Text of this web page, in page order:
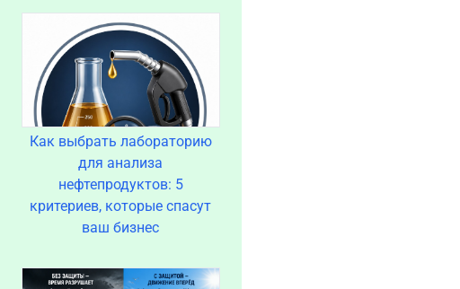
Как выбрать лабораторию
для анализа
нефтепродуктов: 5
критериев, которые спасут
ваш бизнес